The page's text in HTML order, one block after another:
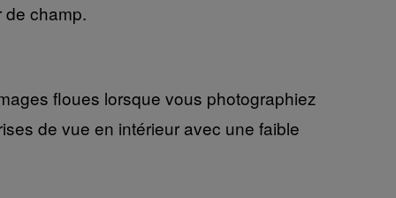
champ.
floues lorsque vous photographiez
de vue en intérieur avec une faible